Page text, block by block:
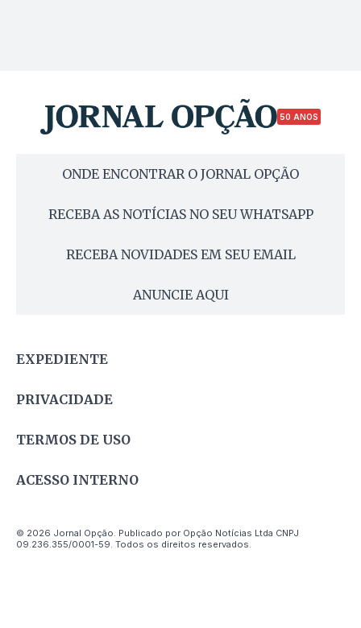
50 ANOS
ONDE ENCONTRAR O JORNAL OPÇÃO
RECEBA AS NOTÍCIAS NO SEU WHATSAPP
RECEBA NOVIDADES EM SEU EMAIL
ANUNCIE AQUI
EXPEDIENTE
PRIVACIDADE
TERMOS DE USO
ACESSO INTERNO
© 2026 Jornal Opção. Publicado por Opção Notícias Ltda CNPJ
09.236.355/0001-59. Todos os direitos reservados.